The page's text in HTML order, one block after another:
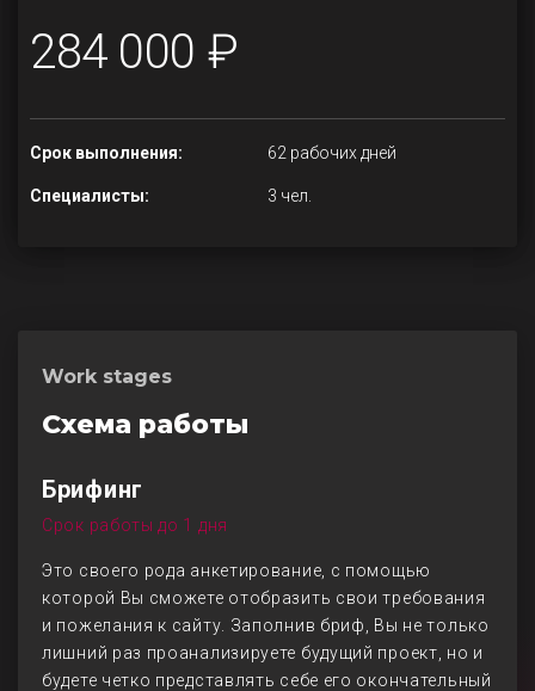
284 000 ₽
Срок выполнения: 62 рабочих дней
Специалисты: 3 чел.
Work stages
Схема работы
Брифинг
Срок работы до 1 дня
Это своего рода анкетирование, с помощью
которой Вы сможете отобразить свои требования
и пожелания к сайту. Заполнив бриф, Вы не только
лишний раз проанализируете будущий проект, но и
будете четко представлять себе его окончательный